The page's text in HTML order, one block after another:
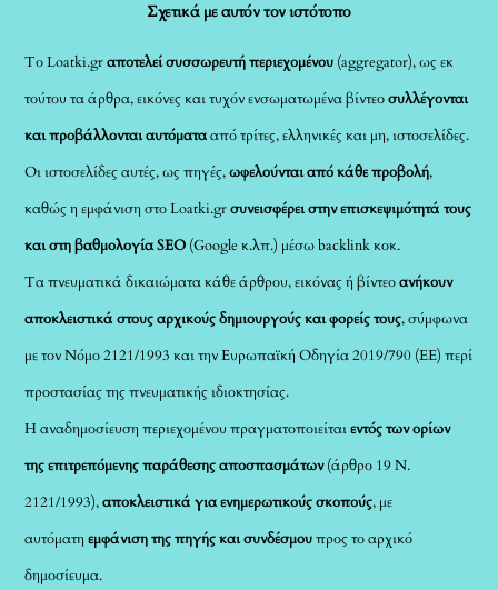
Σχετικά με αυτόν τον ιστότοπο
Το Loatki.grαποτελεί συσσωρευτή περιεχομένου (aggregator), ως εκ
τούτου τα άρθρα, εικόνες και τυχόν ενσωματωμένα βίντεοσυλλέγονται
και προβάλλονται αυτόματααπό τρίτες, ελληνικές και μη, ιστοσελίδες.
Οι ιστοσελίδες αυτές, ως πηγές,ωφελούνται από κάθε προβολή,
καθώς η εμφάνιση στο Loatki.grσυνεισφέρει στην επισκεψιμότητά τους
και στη βαθμολογία SEO (Google κ.λπ.) μέσω backlink κοκ.
Τα πνευματικά δικαιώματα κάθε άρθρου, εικόνας ή βίντεοανήκουν
αποκλειστικά στους αρχικούς δημιουργούς και φορείς τους, σύμφωνα
με τον Νόμο 2121/1993 και την Ευρωπαϊκή Οδηγία 2019/790 (ΕΕ) περί
προστασίας της πνευματικής ιδιοκτησίας.
Η αναδημοσίευση περιεχομένου πραγματοποιείταιεντός των ορίων
της επιτρεπόμενης παράθεσης αποσπασμάτων(άρθρο 19 Ν.
2121/1993),αποκλειστικά για ενημερωτικούς σκοπούς, με
αυτόματηεμφάνιση της πηγής και συνδέσμουπρος το αρχικό
δημοσίευμα.